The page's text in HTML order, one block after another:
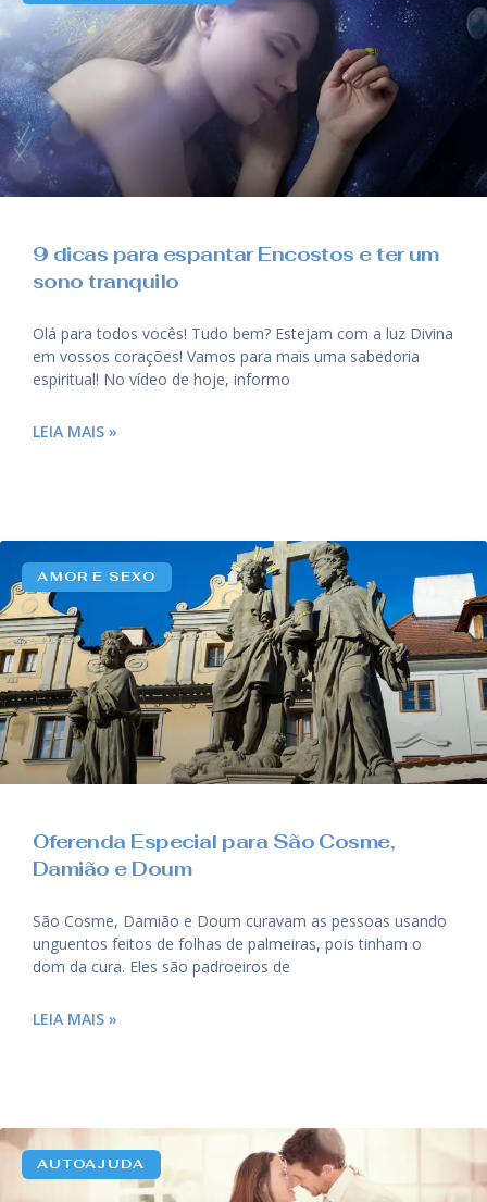
9 dicas para espantar Encostos e ter um
sono tranquilo
Olá para todos vocês! Tudo bem? Estejam com a luz Divina
em vossos corações! Vamos para mais uma sabedoria
espiritual! No vídeo de hoje, informo
LEIA MAIS »
AMOR E SEXO
Oferenda Especial para São Cosme,
Damião e Doum
São Cosme, Damião e Doum curavam as pessoas usando
unguentos feitos de folhas de palmeiras, pois tinham o
dom da cura. Eles são padroeiros de
LEIA MAIS »
AUTOAJUDA